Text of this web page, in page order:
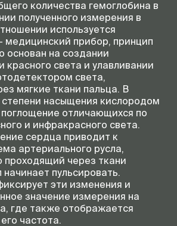
количества гемоглобина в
полученного измерения в
используется
медицинский прибор, принцип
основан на создании
красного света и улавливании
света,
мягкие ткани пальца. В
насыщения кислородом
отличающихся по
и инфракрасного света.
сердца приводит к
артериального русла,
проходящий через ткани
начинает пульсировать.
эти изменения и
значение измерения на
где также отображается
частота.